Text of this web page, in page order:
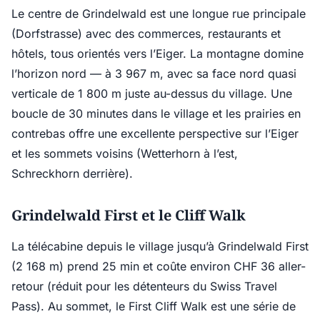
Le centre de Grindelwald est une longue rue principale
(Dorfstrasse) avec des commerces, restaurants et
hôtels, tous orientés vers l’Eiger. La montagne domine
l’horizon nord — à 3 967 m, avec sa face nord quasi
verticale de 1 800 m juste au-dessus du village. Une
boucle de 30 minutes dans le village et les prairies en
contrebas offre une excellente perspective sur l’Eiger
et les sommets voisins (Wetterhorn à l’est,
Schreckhorn derrière).
Grindelwald First et le Cliff Walk
La télécabine depuis le village jusqu’à Grindelwald First
(2 168 m) prend 25 min et coûte environ CHF 36 aller-
retour (réduit pour les détenteurs du Swiss Travel
Pass). Au sommet, le First Cliff Walk est une série de